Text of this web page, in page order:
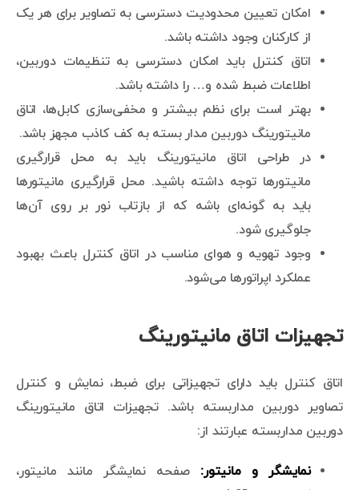
امکان تعیین محدودیت دسترسی به تصاویر برای هر یک
از کارکنان وجود داشته باشد.
اتاق کنترل باید امکان دسترسی به تنظیمات دوربین،
اطلاعات ضبط شده و… را داشته باشد.
بهتر است برای نظم بیشتر و مخفی‌سازی کابل‌ها، اتاق
مانیتورینگ دوربین مدار بسته به کف کاذب مجهز باشد.
در طراحی اتاق مانیتورینگ باید به محل قرارگیری
مانیتورها توجه داشته باشید. محل قرارگیری مانیتورها
باید به گونه‌ای باشه که از بازتاب نور بر روی آن‌ها
جلوگیری شود.
وجود تهویه و هوای مناسب در اتاق کنترل باعث بهبود
عملکرد اپراتورها می‌شود.
تجهیزات اتاق مانیتورینگ
اتاق کنترل باید دارای تجهیزاتی برای ضبط، نمایش و کنترل
تصاویر دوربین مداربسته باشد. تجهیزات اتاق مانیتورینگ
دوربین مداربسته عبارتند از:
نمایشگر و مانیتور: صفحه نمایشگر مانند مانیتور،